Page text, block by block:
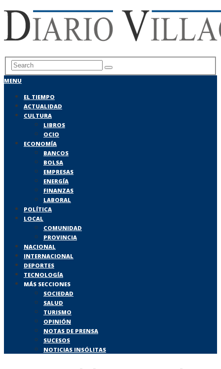
MENU
EL TIEMPO
ACTUALIDAD
CULTURA
LIBROS
OCIO
ECONOMÍA
BANCOS
BOLSA
EMPRESAS
ENERGÍA
FINANZAS
LABORAL
POLÍTICA
LOCAL
COMUNIDAD
PROVINCIA
NACIONAL
INTERNACIONAL
DEPORTES
TECNOLOGÍA
MÁS SECCIONES
SOCIEDAD
SALUD
TURISMO
OPINIÓN
NOTAS DE PRENSA
SUCESOS
NOTICIAS INSÓLITAS